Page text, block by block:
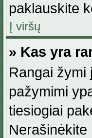
paklauskite
Į viršų
» Kas yra
Rangai žymi
pažymimi
tiesiogiai